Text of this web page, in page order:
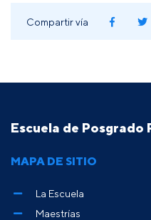
Compartir vía
Escuela de Posgrado
MAPA DE SITIO
La Escuela
Maestrías